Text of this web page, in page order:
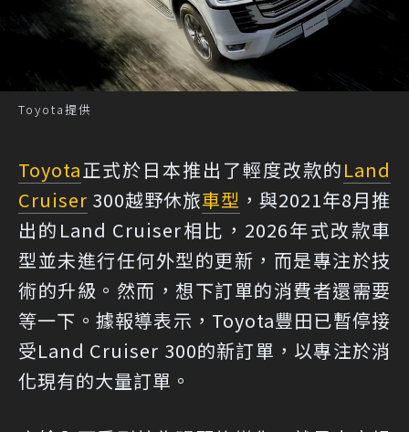
Toyota提供
Toyota正式於日本推出了輕度改款的Land
Cruiser 300越野休旅車型 ，與2021年8月推
出的Land Cruiser相比，2026年式改款車
型並未進行任何外型的更新，而是專注於技
術的升級。然而，想下訂單的消費者還需要
等一下。據報導表示，Toyota豐田已暫停接
受Land Cruiser 300的新訂單，以專注於消
化現有的大量訂單。